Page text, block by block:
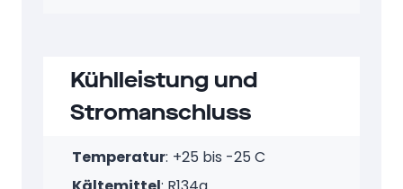
Kühlleistung und
Stromanschluss
Temperatur: +25 bis -25 C